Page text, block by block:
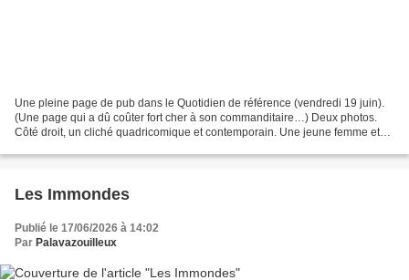
Une pleine page de pub dans le Quotidien de référence (vendredi 19 juin).
(Une page qui a dû coûter fort cher à son commanditaire…) Deux photos.
Côté droit, un cliché quadricomique et contemporain. Une jeune femme et
Les Immondes
Publié le 17/06/2026 à 14:02
Par Palavazouilleux